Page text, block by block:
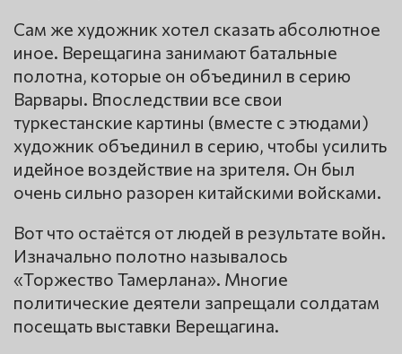
Сам же художник хотел сказать абсолютное
иное. Верещагина занимают батальные
полотна, которые он объединил в серию
Варвары. Впоследствии все свои
туркестанские картины (вместе с этюдами)
художник объединил в серию, чтобы усилить
идейное воздействие на зрителя. Он был
очень сильно разорен китайскими войсками.
Вот что остаётся от людей в результате войн.
Изначально полотно называлось
«Торжество Тамерлана». Многие
политические деятели запрещали солдатам
посещать выставки Верещагина.